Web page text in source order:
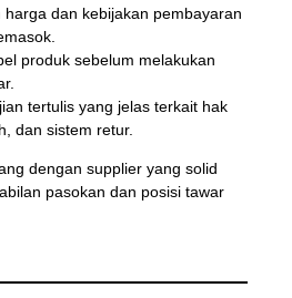
harga dan kebijakan pembayaran
produk sebelum melakukan
tertulis yang jelas terkait hak
dan sistem retur.
dengan supplier yang solid
pasokan dan posisi tawar